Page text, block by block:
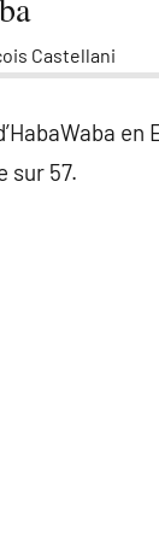
Castellani
en
sur 57.